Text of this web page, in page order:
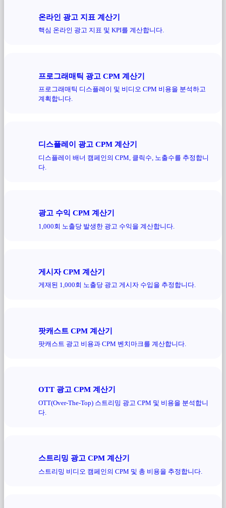
온라인 광고 지표 계산기
핵심 온라인 광고 지표 및 KPI를 계산합니다.
프로그래매틱 광고 CPM 계산기
프로그래매틱 디스플레이 및 비디오 CPM 비용을 분석하고
계획합니다.
디스플레이 광고 CPM 계산기
디스플레이 배너 캠페인의 CPM, 클릭수, 노출수를 추정합니
다.
광고 수익 CPM 계산기
1,000회 노출당 발생한 광고 수익을 계산합니다.
게시자 CPM 계산기
게재된 1,000회 노출당 광고 게시자 수입을 추정합니다.
팟캐스트 CPM 계산기
팟캐스트 광고 비용과 CPM 벤치마크를 계산합니다.
OTT 광고 CPM 계산기
OTT(Over-The-Top) 스트리밍 광고 CPM 및 비용을 분석합니
다.
스트리밍 광고 CPM 계산기
스트리밍 비디오 캠페인의 CPM 및 총 비용을 추정합니다.